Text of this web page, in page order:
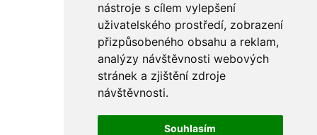
nástroje s cílem vylepšení
uživatelského prostředí, zobrazení
přizpůsobeného obsahu a reklam,
analýzy návštěvnosti webových
stránek a zjištění zdroje
návštěvnosti.
Souhlasím
Emma’s bistro
Caffé Rotatoria
Rychlý kontakt
ICE Invest spol. s r. o.